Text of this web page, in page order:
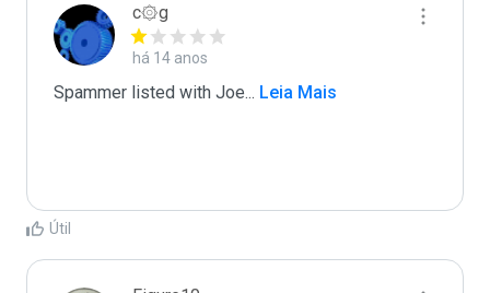
c۞g
há 14 anos
Spammer listed with Joe... Leia Mais
Útil